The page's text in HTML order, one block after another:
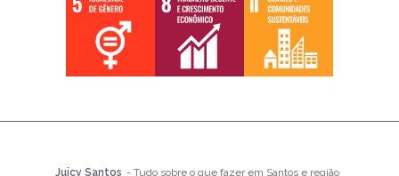
Juicy Santos - Tudo sobre o que fazer em Santos e região